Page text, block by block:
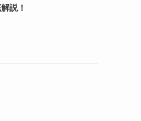
説！